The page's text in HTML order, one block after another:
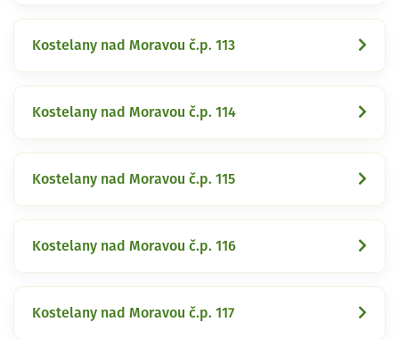
Kostelany nad Moravou č.p. 113
Kostelany nad Moravou č.p. 114
Kostelany nad Moravou č.p. 115
Kostelany nad Moravou č.p. 116
Kostelany nad Moravou č.p. 117